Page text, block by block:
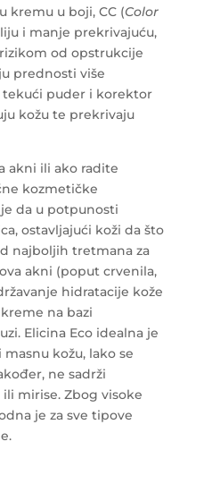
kremu u boji, CC (Color
i manje prekrivajuću,
od opstrukcije
prednosti više
tekući puder i korektor
kožu te prekrivaju
akni ili ako radite
kozmetičke
da u potpunosti
ostavljajući koži da što
najboljih tretmana za
akni (poput crvenila,
hidratacije kože
na bazi
Elicina Eco idealna je
kožu, lako se
ne sadrži
mirise. Zbog visoke
je za sve tipove